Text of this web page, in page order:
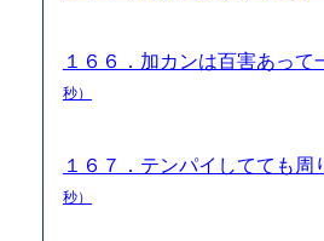
１６６．加カンは百害あっ
秒）
１６７．テンパイしてても
秒）